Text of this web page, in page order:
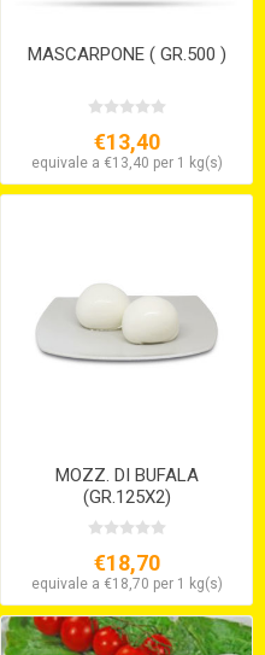
MASCARPONE ( GR.500 )
€13,40
equivale a €13,40 per 1 kg(s)
MOZZ. DI BUFALA
(GR.125X2)
€18,70
equivale a €18,70 per 1 kg(s)